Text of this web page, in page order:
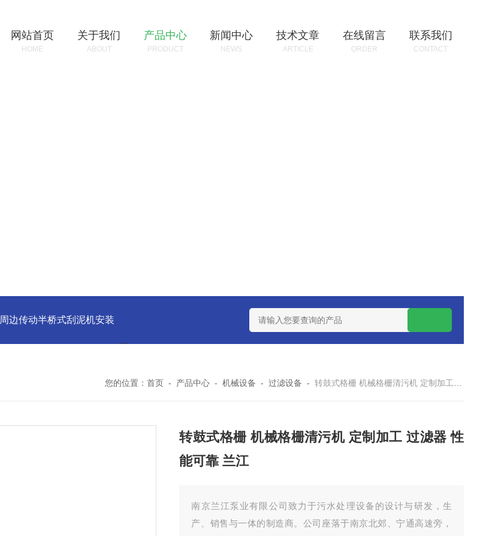
网站首页
HOME
关于我们
ABOUT
产品中心
PRODUCT
新闻中心
NEWS
技术文章
ARTICLE
在线留言
ORDER
联系我们
CONTACT
周边传动半桥式刮泥机安装 周边传动半桥式刮泥机选型
您的位置：首页 - 产品中心 -机械设备 -过滤设备 -转鼓式格栅 机械格栅清污机 定制加工 过滤器 性能可靠 兰江
转鼓式格栅 机械格栅清污机 定制加工 过滤器 性
能可靠 兰江
南京兰江泵业有限公司致力于污水处理设备的设计与研发，生
产、销售与一体的制造商。公司座落于南京北郊、宁通高速旁，